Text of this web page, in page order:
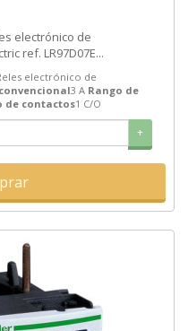
electrónico de
ref. LR97D07E...
electrónico de
3 A Rango de
de contactos1 C/O
+